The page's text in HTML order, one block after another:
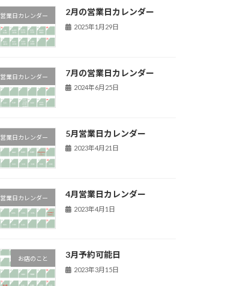
営業日カレンダー 2月の営業日カレンダー
2025年1月29日
営業日カレンダー 7月の営業日カレンダー
2024年6月25日
営業日カレンダー 5月営業日カレンダー
2023年4月21日
営業日カレンダー 4月営業日カレンダー
2023年4月1日
お店のこと 3月予約可能日
2023年3月15日